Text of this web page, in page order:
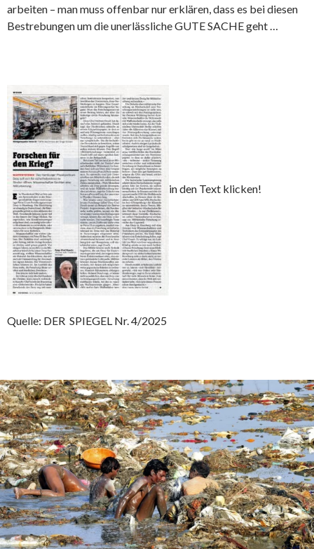
arbeiten – man muss offenbar nur erklären, dass es bei diesen
Bestrebungen um die unerlässliche GUTE SACHE geht …
in den Text klicken!
Quelle: DER SPIEGEL Nr. 4/2025